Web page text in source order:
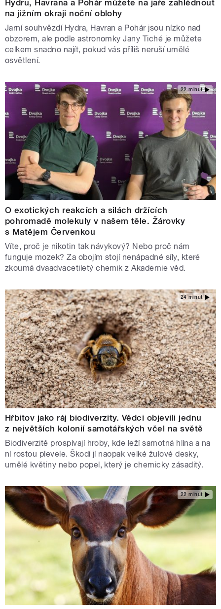
Hydru, Havrana a Pohár můžete na jaře zahlédnout
na jižním okraji noční oblohy
Jarní souhvězdí Hydra, Havran a Pohár jsou nízko nad
obzorem, ale podle astronomky Jany Tiché je můžete
celkem snadno najít, pokud vás příliš neruší umělé
osvětlení.
22 minut
O exotických reakcích a silách držících
pohromadě molekuly v našem těle. Žárovky
s Matějem Červenkou
Víte, proč je nikotin tak návykový? Nebo proč nám
funguje mozek? Za obojím stojí nenápadné síly, které
zkoumá dvaadvacetiletý chemik z Akademie věd.
24 minut
Hřbitov jako ráj biodiverzity. Vědci objevili jednu
z největších kolonií samotářských včel na světě
Biodiverzitě prospívají hroby, kde leží samotná hlína a na
ní rostou plevele. Škodí jí naopak velké žulové desky,
umělé květiny nebo popel, který je chemicky zásaditý.
22 minut